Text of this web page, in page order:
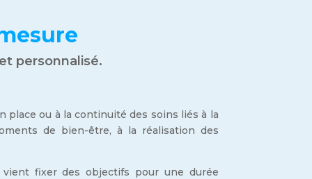
personnalisé.
place ou à la continuité des soins liés à la
de bien-être, à la réalisation des
vient fixer des objectifs pour une durée